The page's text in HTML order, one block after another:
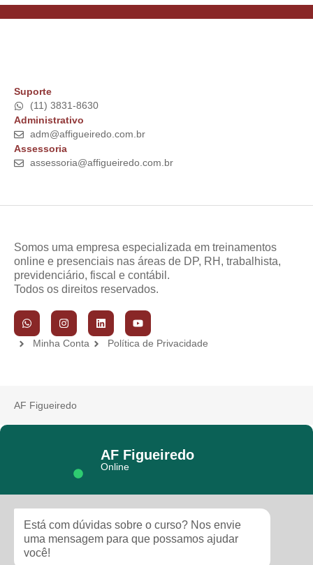
Suporte
(11) 3831-8630
Administrativo
adm@affigueiredo.com.br
Assessoria
assessoria@affigueiredo.com.br
Somos uma empresa especializada em treinamentos
online e presenciais nas áreas de DP, RH, trabalhista,
previdenciário, fiscal e contábil.
Todos os direitos reservados.
Minha Conta Política de Privacidade
AF Figueiredo
AF Figueiredo
Online
Está com dúvidas sobre o curso? Nos envie
uma mensagem para que possamos ajudar
você!